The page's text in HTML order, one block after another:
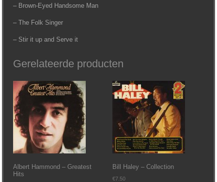
– Brown-Eyed Handsome Man
– The Folk Singer
– Stir it up and Serve it
Gerelateerde producten
Albert Hammond – Greatest
Hits
Bill Haley – Collection
€7.50